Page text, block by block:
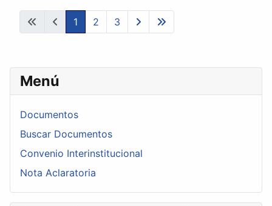
Menú
Documentos
Buscar Documentos
Convenio Interinstitucional
Nota Aclaratoria
1 2 3